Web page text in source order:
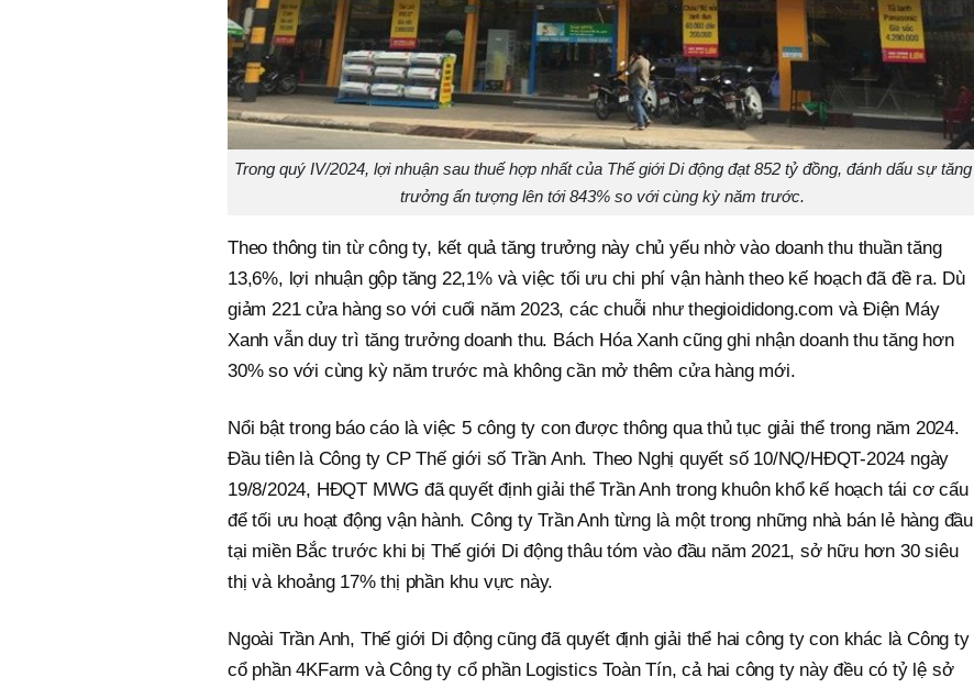
Trong quý IV/2024, lợi nhuận sau thuế hợp nhất của Thế giới Di động đạt 852 tỷ đồng, đánh dấu sự tăng
trưởng ấn tượng lên tới 843% so với cùng kỳ năm trước.
Theo thông tin từ công ty, kết quả tăng trưởng này chủ yếu nhờ vào doanh thu thuần tăng
13,6%, lợi nhuận gộp tăng 22,1% và việc tối ưu chi phí vận hành theo kế hoạch đã đề ra. Dù
giảm 221 cửa hàng so với cuối năm 2023, các chuỗi như thegioididong.com và Điện Máy
Xanh vẫn duy trì tăng trưởng doanh thu. Bách Hóa Xanh cũng ghi nhận doanh thu tăng hơn
30% so với cùng kỳ năm trước mà không cần mở thêm cửa hàng mới.
Nổi bật trong báo cáo là việc 5 công ty con được thông qua thủ tục giải thể trong năm 2024.
Đầu tiên là Công ty CP Thế giới số Trần Anh. Theo Nghị quyết số 10/NQ/HĐQT-2024 ngày
19/8/2024, HĐQT MWG đã quyết định giải thể Trần Anh trong khuôn khổ kế hoạch tái cơ cấu
để tối ưu hoạt động vận hành. Công ty Trần Anh từng là một trong những nhà bán lẻ hàng đầu
tại miền Bắc trước khi bị Thế giới Di động thâu tóm vào đầu năm 2021, sở hữu hơn 30 siêu
thị và khoảng 17% thị phần khu vực này.
Ngoài Trần Anh, Thế giới Di động cũng đã quyết định giải thể hai công ty con khác là Công ty
cổ phần 4KFarm và Công ty cổ phần Logistics Toàn Tín, cả hai công ty này đều có tỷ lệ sở